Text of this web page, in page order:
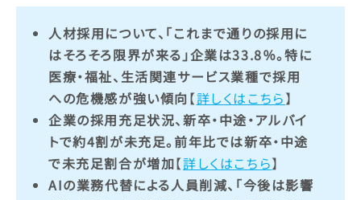
人材採用について、「これまで通りの採用に
はそろそろ限界が来る」企業は33.8％。特に
医療・福祉、生活関連サービス業種で採用
への危機感が強い傾向【詳しくはこちら】
企業の採用充足状況、新卒・中途・アルバイ
トで約4割が未充足。前年比では新卒・中途
で未充足割合が増加【詳しくはこちら】
AIの業務代替による人員削減、「今後は影響